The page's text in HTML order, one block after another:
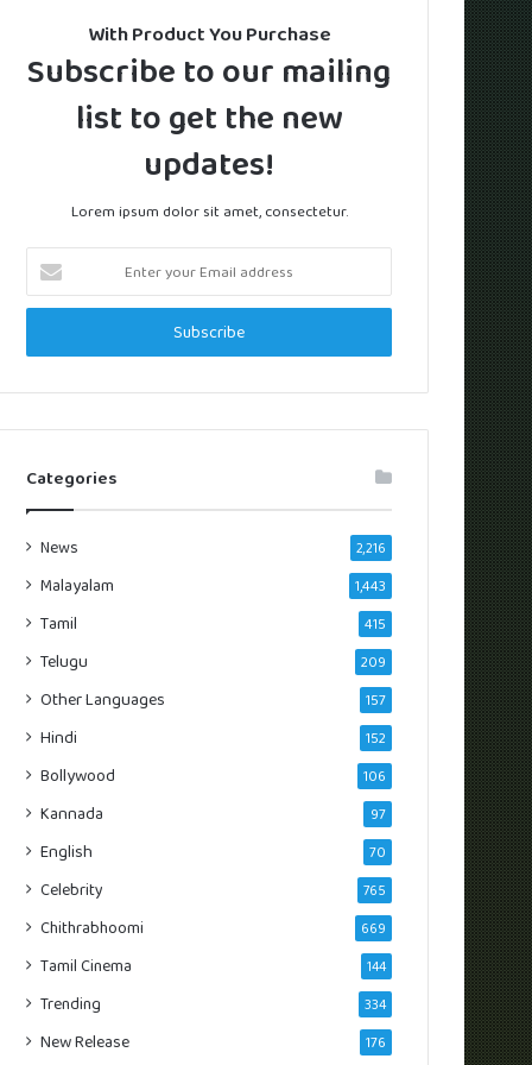
With Product You Purchase
Subscribe to our mailing
list to get the new
updates!
Lorem ipsum dolor sit amet, consectetur.
Enter
your
Email
Categories
News 2,216
Malayalam 1,443
Tamil 415
Telugu 209
Other Languages 157
Hindi 152
Bollywood 106
Kannada 97
English 70
Celebrity 765
Chithrabhoomi 669
Tamil Cinema 144
Trending 334
New Release 176